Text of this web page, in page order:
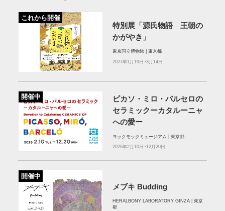
これから開催
特別展「源氏物語 王朝の
かがやき」
東京国立博物館 | 東京都
2027年1月19日~3月14日
開催中
ピカソ・ミロ・バルセロの
セラミックーカタルーニャ
への愛ー
ヨックモックミュージアム | 東京都
2026年2月10日~12月20日
開催中
メブキ Budding
HERALBONY LABORATORY GINZA | 東京
都